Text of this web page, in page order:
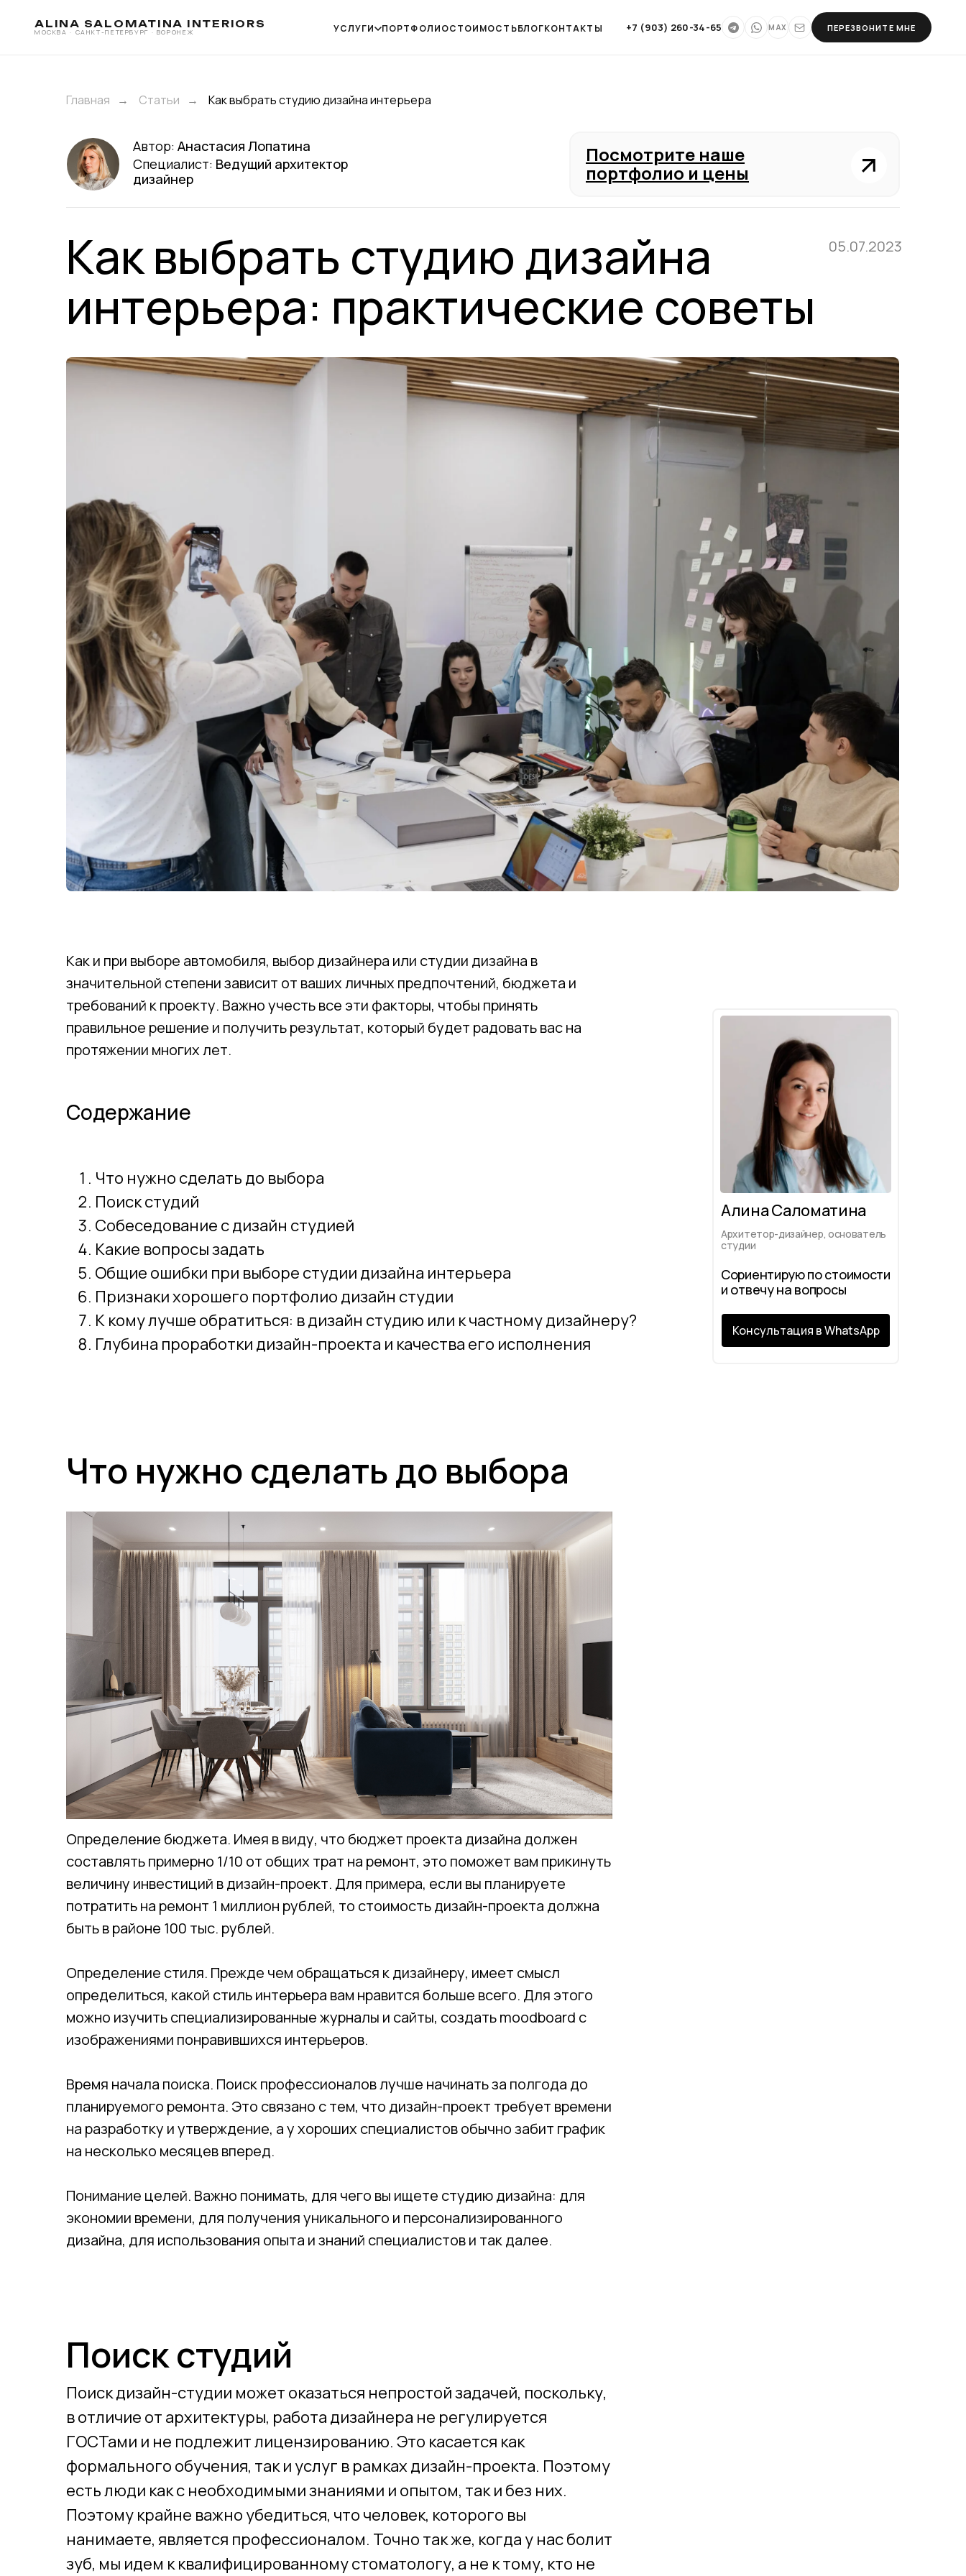
ALINA SALOMATINA INTERIORS
МОСКВА · САНКТ-ПЕТЕРБУРГ · ВОРОНЕЖ УСЛУГИ ПОРТФОЛИОСТОИМОСТЬБЛОГКОНТАКТЫ +7 (903) 260-34-65 MAX ПЕРЕЗВОНИТЕ МНЕ
Главная → Статьи → Как выбрать студию дизайна интерьера
Автор: Анастасия Лопатина
Специалист: Ведущий архитектор
дизайнер
Посмотрите наше
портфолио и цены
Как выбрать студию дизайна
интерьера: практические советы
05.07.2023
Консультация в WhatsApp
Сориентирую по стоимости
и отвечу на вопросы
Алина Саломатина
Архитетор-дизайнер, основатель
студии
Как и при выборе автомобиля, выбор дизайнера или студии дизайна в
значительной степени зависит от ваших личных предпочтений, бюджета и
требований к проекту. Важно учесть все эти факторы, чтобы принять
правильное решение и получить результат, который будет радовать вас на
протяжении многих лет.
Содержание
Что нужно сделать до выбора
Поиск студий
Собеседование с дизайн студией
Какие вопросы задать
Общие ошибки при выборе студии дизайна интерьера
Признаки хорошего портфолио дизайн студии
К кому лучше обратиться: в дизайн студию или к частному дизайнеру?
Глубина проработки дизайн-проекта и качества его исполнения
Что нужно сделать до выбора
Определение бюджета. Имея в виду, что бюджет проекта дизайна должен
составлять примерно 1/10 от общих трат на ремонт, это поможет вам прикинуть
величину инвестиций в дизайн-проект. Для примера, если вы планируете
потратить на ремонт 1 миллион рублей, то стоимость дизайн-проекта должна
быть в районе 100 тыс. рублей.
Определение стиля. Прежде чем обращаться к дизайнеру, имеет смысл
определиться, какой стиль интерьера вам нравится больше всего. Для этого
можно изучить специализированные журналы и сайты, создать moodboard с
изображениями понравившихся интерьеров.
Время начала поиска. Поиск профессионалов лучше начинать за полгода до
планируемого ремонта. Это связано с тем, что дизайн-проект требует времени
на разработку и утверждение, а у хороших специалистов обычно забит график
на несколько месяцев вперед.
Понимание целей. Важно понимать, для чего вы ищете студию дизайна: для
экономии времени, для получения уникального и персонализированного
дизайна, для использования опыта и знаний специалистов и так далее.
Поиск студий
Поиск дизайн-студии может оказаться непростой задачей, поскольку,
в отличие от архитектуры, работа дизайнера не регулируется
ГОСТами и не подлежит лицензированию. Это касается как
формального обучения, так и услуг в рамках дизайн-проекта. Поэтому
есть люди как с необходимыми знаниями и опытом, так и без них.
Поэтому крайне важно убедиться, что человек, которого вы
нанимаете, является профессионалом. Точно так же, когда у нас болит
зуб, мы идем к квалифицированному стоматологу, а не к тому, кто не